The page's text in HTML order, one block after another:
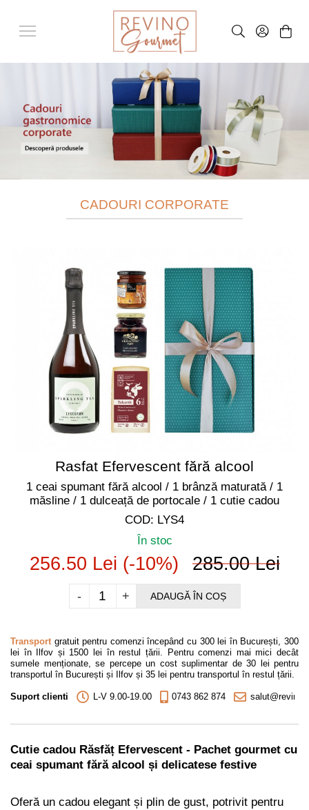
CADOURI CORPORATE
Rasfat Efervescent fără alcool
1 ceai spumant fără alcool / 1 brânză maturată / 1
măsline / 1 dulceață de portocale / 1 cutie cadou
COD: LYS4
În stoc
256.50 Lei (-10%) 285.00 Lei
+
- ADAUGĂ ÎN COȘ
Transportgratuit pentru comenzi începând cu 300 lei în București, 300
lei în Ilfov și 1500 lei în restul țării. Pentru comenzi mai mici decât
sumele menționate, se percepe un cost suplimentar de 30 lei pentru
transportul în București și Ilfov și 35 lei pentru transportul în restul țării.
Suport clienti L-V 9.00-19.00 0743 862 874
Cutie cadou Răsfăț Efervescent - Pachet gourmet cu
ceai spumant fără alcool și delicatese festive
Oferă un cadou elegant și plin de gust, potrivit pentru